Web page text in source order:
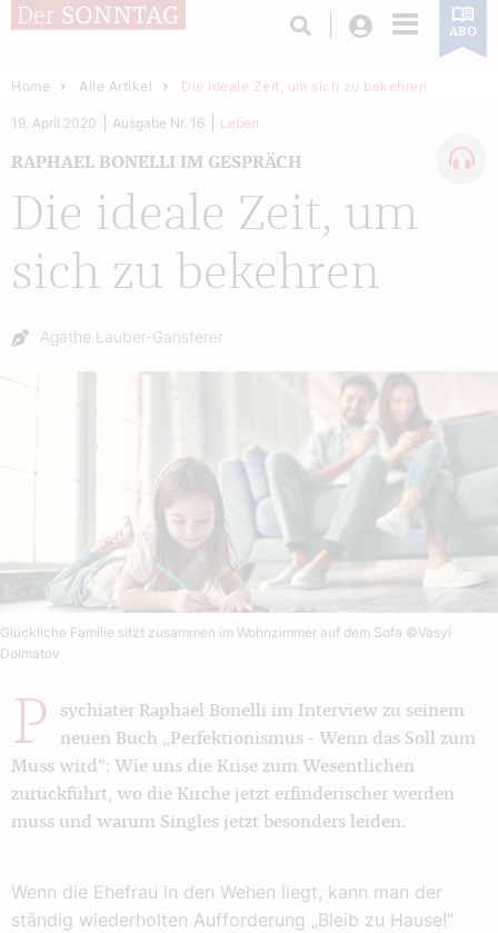
Login ABO
Home Alle Artikel Die ideale Zeit, um sich zu bekehren
Die ideale Zeit, um
sich zu bekehren
RAPHAEL BONELLI IM GESPRÄCH
19. April 2020 Ausgabe Nr. 16 Leben
Autor:
Agathe Lauber-Gansterer
Glückliche Familie sitzt zusammen im Wohnzimmer auf dem Sofa ©Vasyl
Dolmatov
P
sychiater Raphael Bonelli im Interview zu seinem
neuen Buch „Perfektionismus - Wenn das Soll zum
Muss wird“: Wie uns die Krise zum Wesentlichen
zurückführt, wo die Kirche jetzt erfinderischer werden
muss und warum Singles jetzt besonders leiden.
Wenn die Ehefrau in den Wehen liegt, kann man der
ständig wiederholten Aufforderung „Bleib zu Hause!“